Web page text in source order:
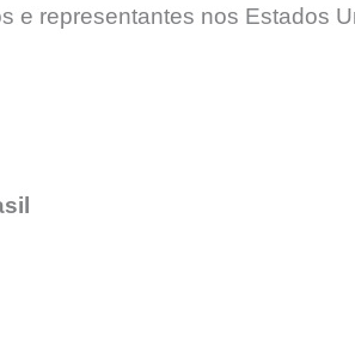
e representantes nos Estados